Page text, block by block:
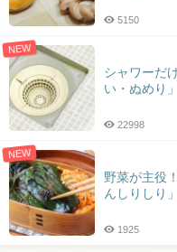
5150
NEW
シャワーだ
い・ぬめり
22998
NEW
野菜が主役
んしりしり
1925